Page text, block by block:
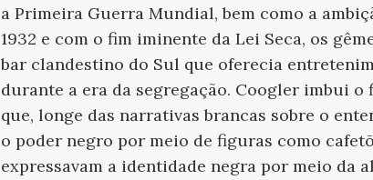
a Primeira Guerra Mundial, bem como a
1932 e com o fim iminente da Lei Seca, os
bar clandestino do Sul que oferecia
durante a era da segregação. Coogler imbui o
que, longe das narrativas brancas sobre o
o poder negro por meio de figuras como
expressavam a identidade negra por meio da